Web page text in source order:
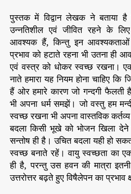
पुस्तक में विद्वान लेखक ने बताया है
उन्नतिशील एवं जीवित रहने के लिए
आवश्यक हैं, किन्तु इन आवश्यकताओं
प्रभाव को हटाते रहना भी उतना ही
एवं वस्त्र को धोकर स्वच्छ रखना।
नाते हमारा यह नियम होना चाहिए
हैं ओर हमारे कारण जो गन्दगी फैलती
भी अपना धर्म समझें। जो वस्तु हम
स्वच्छ रखना भी अपना वास्तविक
बदला किसी भूखे को भोजन खिला
सन्तोष ही है। उचित बदला यही हो
स्वच्छ बनाते रहें। वायु स्वच्छता का
ही है, परन्तु उस हवन की मात्रा इतनी
उत्तरोत्तर बढ़ते हुए विषैलेपन का